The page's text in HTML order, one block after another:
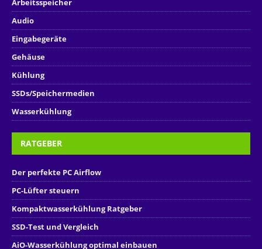
Arbeitsspeicher
Audio
Eingabegeräte
Gehäuse
Kühlung
SSDs/Speichermedien
Wasserkühlung
RATGEBER
Der perfekte PC Airflow
PC-Lüfter steuern
Kompaktwasserkühlung Ratgeber
SSD-Test und Vergleich
AiO-Wasserkühlung optimal einbauen